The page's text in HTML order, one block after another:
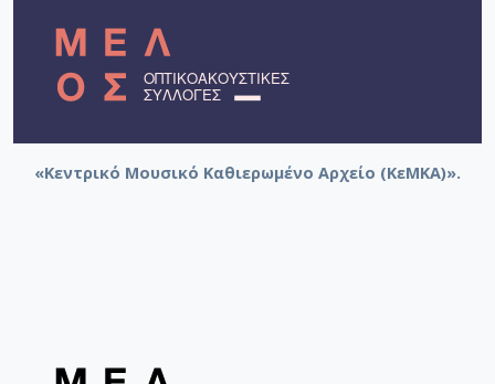
«Κεντρικό Μουσικό Καθιερωμένο Αρχείο (ΚεΜΚΑ)».